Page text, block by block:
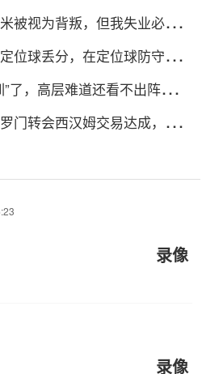
被视为背叛，但我失业必须寻
位球丢分，在定位球防守上犯
了，高层难道还看不出阵容短
门转会西汉姆交易达成，总价
录像
录像